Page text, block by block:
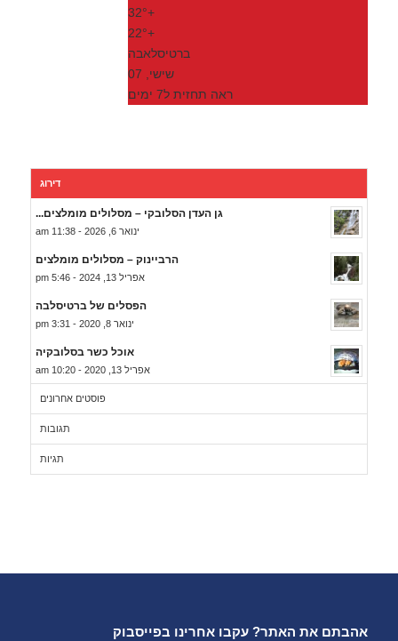
+
32°
+
22°
ברטיסלאבה
שישי, 07
ראה תחזית ל7 ימים
דירוג
גן העדן הסלובקי – מסלולים מומלצים...
ינואר 6, 2026 - 11:38 am
הרביינוק – מסלולים מומלצים
אפריל 13, 2024 - 5:46 pm
הפסלים של ברטיסלבה
ינואר 8, 2020 - 3:31 pm
אוכל כשר בסלובקיה
אפריל 13, 2020 - 10:20 am
פוסטים אחרונים
תגובות
תגיות
אהבתם את האתר? עקבו אחרינו בפייסבוק